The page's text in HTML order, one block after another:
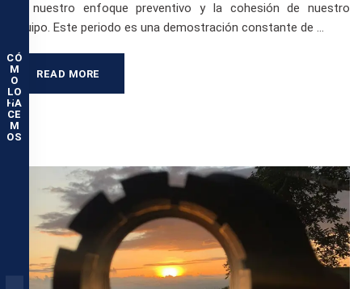
CÓ
M
O
LO
HA
CE
M
OS
de nuestro enfoque preventivo y la cohesión de nuestro
equipo. Este periodo es una demostración constante de …
READ MORE